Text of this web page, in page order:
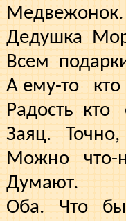
Медвежонок.
Дедушка
Всем
А ему-то
кто
Радость кто
Заяц.
Точно,
Можно
что-
Думают.
Оба.
Что
бы